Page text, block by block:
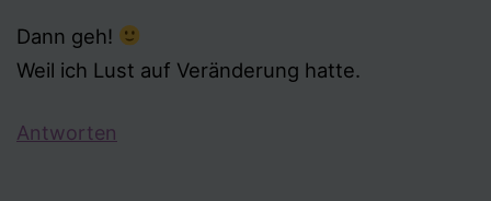
Dann geh!
Weil ich Lust auf Veränderung hatte.
Antworten